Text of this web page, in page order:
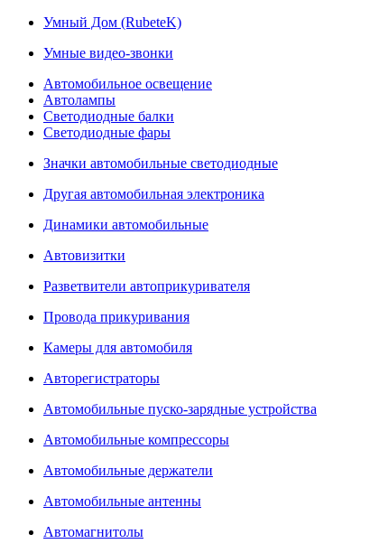
Умный Дом (RubeteK)
Умные видео-звонки
Автомобильное освещение
Автолампы
Светодиодные балки
Светодиодные фары
Значки автомобильные светодиодные
Другая автомобильная электроника
Динамики автомобильные
Автовизитки
Разветвители автоприкуривателя
Провода прикуривания
Камеры для автомобиля
Авторегистраторы
Автомобильные пуско-зарядные устройства
Автомобильные компрессоры
Автомобильные держатели
Автомобильные антенны
Автомагнитолы